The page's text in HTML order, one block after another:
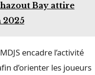
Bay attire
2025
encadre l’activité
d’orienter les joueurs